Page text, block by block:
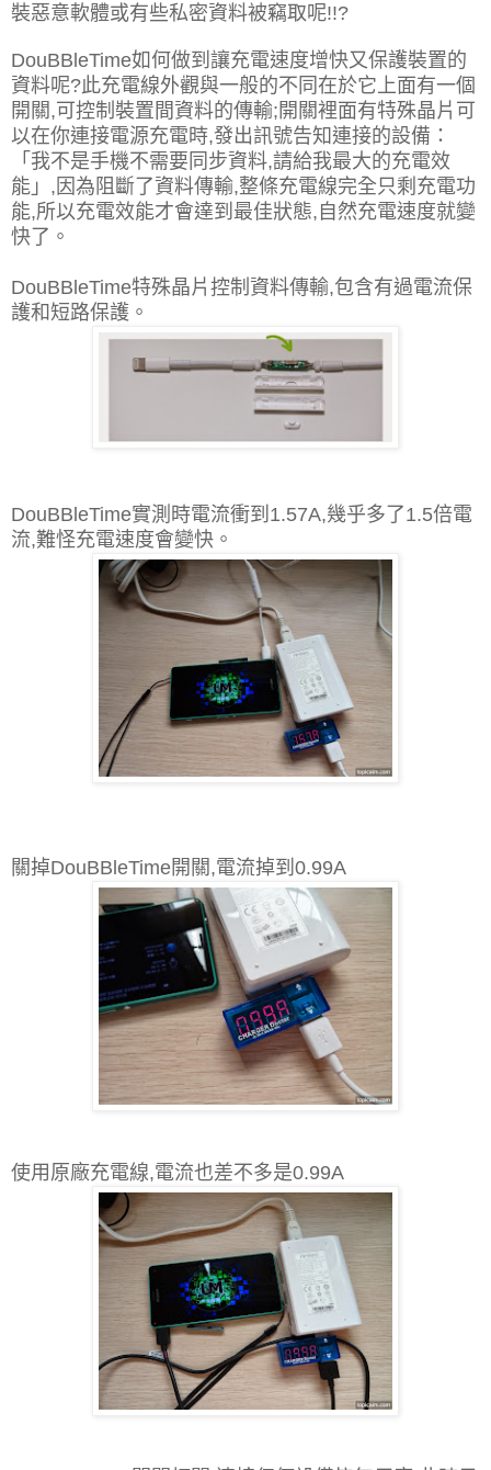
裝惡意軟體或有些私密資料被竊取呢!!?
DouBBleTime如何做到讓充電速度增快又保護裝置的
資料呢?此充電線外觀與一般的不同在於它上面有一個
開關,可控制裝置間資料的傳輸; 開關裡面有特殊晶片可
以在你連接電源充電時,發出訊號告知連接的設備：
「我不是手機不需要同步資料,請給我最大的充電效
能」,因為阻斷了資料傳輸,整條充電線完全只剩充電功
能,所以充電效能才會達到最佳狀態,自然充電速度就變
快了。
DouBBleTime特殊晶片控制資料傳輸,包含有過電流保
護和短路保護。
DouBBleTime實測時電流衝到1.57A,幾乎多了1.5倍電
流,難怪充電速度會變快。
關掉DouBBleTime開關,電流掉到0.99A
使用原廠充電線,電流也差不多是0.99A